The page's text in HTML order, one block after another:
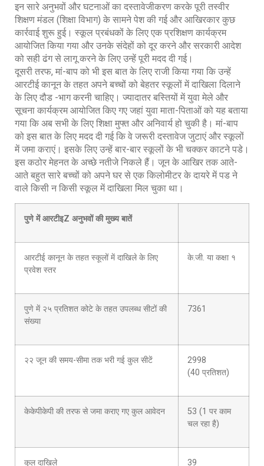
इन सारे अनुभवों और घटनाओं का दस्तावेजीकरण करके पूरी तस्वीर
शिक्षण मंडल (शिक्षा विभाग) के सामने पेश की गई और आखिरकार कुछ
कार्रवाई शुरू हुई। स्कूल प्रबंधकों के लिए एक प्रशिक्षण कार्यक्रम
आयोजित किया गया और उनके संदेहों को दूर करने और सरकारी आदेश
को सही ढंग से लागू करने के लिए उन्हें पूरी मदद दी गई।
दूसरी तरफ, मां-बाप को भी इस बात के लिए राजी किया गया कि उन्हें
आरटीई कानून के तहत अपने बच्चों को बेहतर स्कूलों में दाखिला दिलाने
के लिए दौड -भाग करनी चाहिए। ज्यादातर बस्तियों में युवा मेले और
सूचना कार्यक्रम आयोजित किए गए जहां युवा माता-पिताओं को यह बताया
गया कि अब सभी के लिए शिक्षा मुफ्त और अनिवार्य हो चुकी है। मां-बाप
को इस बात के लिए मदद दी गई कि वे जरूरी दस्तावेज जुटाएं और स्कूलों
में जमा कराएं। इसके लिए उन्हें बार-बार स्कूलों के भी चक्कर काटने पडे।
इस कठोर मेहनत के अच्छे नतीजे निकले हैं। जून के आखिर तक आते-
आते बहुत सारे बच्चों को अपने घर से एक किलोमीटर के दायरे में पड ने
वाले किसी न किसी स्कूल में दाखिला मिल चुका था।
पुणे में आरटीइZ अनुभवों की मुख्य बातें
आरटीई कानून के तहत स्कूलों में दाखिले के लिए
प्रवेश स्तर
के.जी. या कक्षा १
पुणे में २५ प्रतिशत कोटे के तहत उपलब्ध सीटों की
संख्या
7361
२२ जून की समय-सीमा तक भरी गई कुल सीटें
2998
(40 प्रतिशत)
केकेपीकेपी की तरफ से जमा कराए गए कुल आवेदन
53 (1 पर काम
चल रहा है)
कुल दाखिले 39